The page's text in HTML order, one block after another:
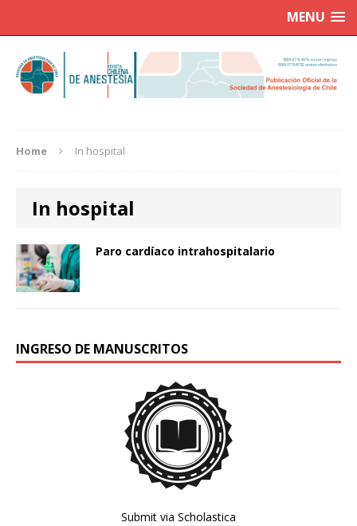
MENU
Home In hospital
In hospital
Paro cardíaco intrahospitalario
INGRESO DE MANUSCRITOS
Submit via Scholastica